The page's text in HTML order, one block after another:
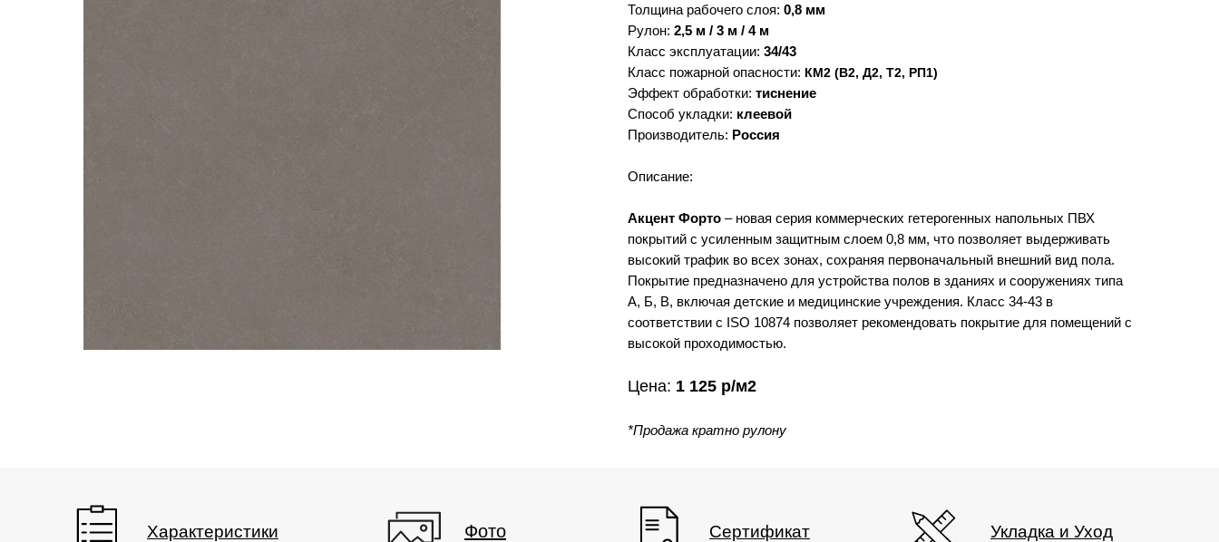
Толщина рабочего слоя: 0,8 мм
Рулон: 2,5 м / 3 м / 4 м
Класс эксплуатации: 34/43
Класс пожарной опасности: КМ2 (В2, Д2, Т2, РП1)
Эффект обработки: тиснение
Способ укладки: клеевой
Производитель: Россия
Описание:
Акцент Форто – новая серия коммерческих гетерогенных напольных ПВХ
покрытий с усиленным защитным слоем 0,8 мм, что позволяет выдерживать
высокий трафик во всех зонах, сохраняя первоначальный внешний вид пола.
Покрытие предназначено для устройства полов в зданиях и сооружениях типа
А, Б, В, включая детские и медицинские учреждения. Класс 34-43 в
соответствии с ISO 10874 позволяет рекомендовать покрытие для помещений с
высокой проходимостью.
Цена: 1 125 р/м2
*Продажа кратно рулону
Фото
Характеристики Фото Сертификат Укладка и Уход